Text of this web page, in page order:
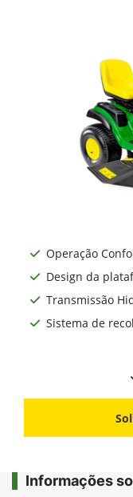
Operação
Design da
Transmissão
Sistema de
Informações